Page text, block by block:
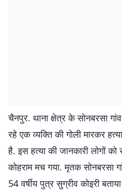
चैनपुर. थाना क्षेत्र के सोनबरसा
रहे एक व्यक्ति की गोली मारकर
है. इस हत्या की जानकारी लोगों
कोहराम मच गया. मृतक सोनबरसा
54 वर्षीय पुत्र सुग्रीव कोइरी